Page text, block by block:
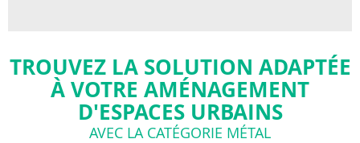
TROUVEZ LA SOLUTION ADAPTÉE
À VOTRE AMÉNAGEMENT
D'ESPACES URBAINS
AVEC LA CATÉGORIE MÉTAL